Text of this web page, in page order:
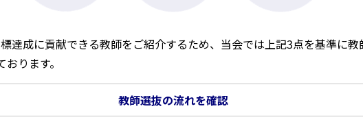
達成に貢献できる教師をご紹介するため、当会では上記3点を基準に教
ります。
教師選抜の流れを確認